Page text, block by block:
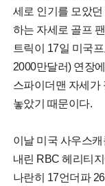
세로 인기를 모았
하는 자세로 골프
트릭이 17일 미국
2000만달러) 연장
스파이더맨 자세가
놓았기 때문이다.
이날 미국 사우스
내린 RBC 헤리티
나란히 17언더파